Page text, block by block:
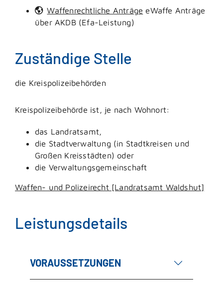
Waffenrechtliche Anträge eWaffe Anträge
über AKDB (Efa-Leistung)
Zuständige Stelle
die Kreispolizeibehörden
Kreispolizeibehörde ist, je nach Wohnort:
das Landratsamt,
die Stadtverwaltung (in Stadtkreisen und
Großen Kreisstädten) oder
die Verwaltungsgemeinschaft
Waffen- und Polizeirecht [Landratsamt Waldshut]
Leistungsdetails
VORAUSSETZUNGEN